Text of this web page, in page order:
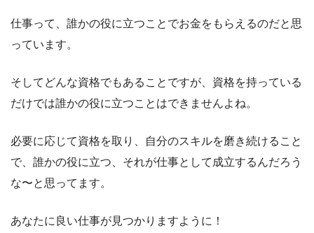
仕事って、誰かの役に立つことでお金をもらえるのだと思
っています。
そしてどんな資格でもあることですが、資格を持っている
だけでは誰かの役に立つことはできませんよね。
必要に応じて資格を取り、自分のスキルを磨き続けること
で、誰かの役に立つ、それが仕事として成立するんだろう
な〜と思ってます。
あなたに良い仕事が見つかりますように！